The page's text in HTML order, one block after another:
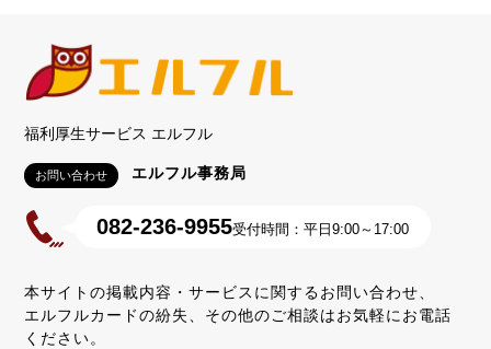
福利厚生サービス エルフル
お問い合わせ エルフル事務局
082-236-9955受付時間：平日9:00～17:00
本サイトの掲載内容・サービスに関するお問い合わせ、
エルフルカードの紛失、その他のご相談はお気軽にお電話
ください。